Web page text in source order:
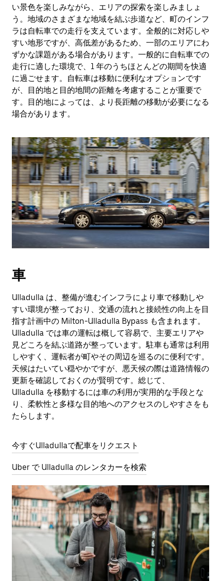
い景色を楽しみながら、エリアの探索を楽しみましょ
う。地域のさまざまな地域を結ぶ歩道など、町のインフ
ラは自転車での走行を支えています。全般的に対応しや
すい地形ですが、高低差があるため、一部のエリアにわ
ずかな課題がある場合があります。一般的に自転車での
走行に適した環境で、1 年のうちほとんどの期間を快適
に過ごせます。自転車は移動に便利なオプションです
が、目的地と目的地間の距離を考慮することが重要で
す。目的地によっては、より長距離の移動が必要になる
場合があります。
車
Ulladulla は、整備が進むインフラにより車で移動しや
すい環境が整っており、交通の流れと接続性の向上を目
指す計画中の Milton-Ulladulla Bypass も含まれます。
Ulladulla では車の運転は概して容易で、主要エリアや
見どころを結ぶ道路が整っています。駐車も通常は利用
しやすく、運転者が町やその周辺を巡るのに便利です。
天候はたいてい穏やかですが、悪天候の際は道路情報の
更新を確認しておくのが賢明です。総じて、
Ulladulla を移動するには車の利用が実用的な手段とな
り、柔軟性と多様な目的地へのアクセスのしやすさをも
たらします。
今すぐUlladullaで配車をリクエスト
Uber で Ulladulla のレンタカーを検索